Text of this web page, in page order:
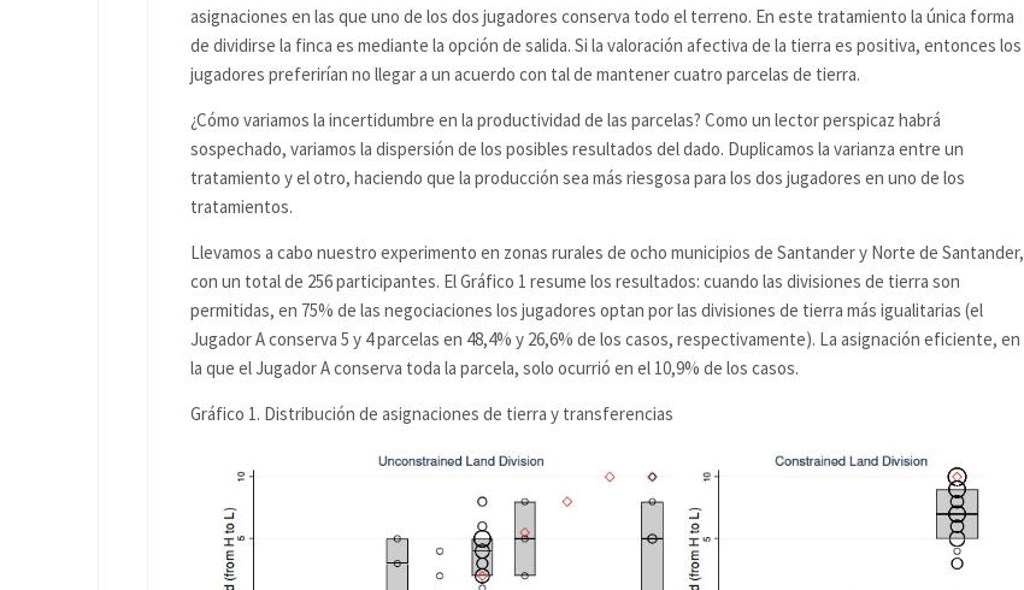
asignaciones en las que uno de los dos jugadores conserva todo el terreno. En este tratamiento la única forma
de dividirse la finca es mediante la opción de salida. Si la valoración afectiva de la tierra es positiva, entonces los
jugadores preferirían no llegar a un acuerdo con tal de mantener cuatro parcelas de tierra.
¿Cómo variamos la incertidumbre en la productividad de las parcelas? Como un lector perspicaz habrá
sospechado, variamos la dispersión de los posibles resultados del dado. Duplicamos la varianza entre un
tratamiento y el otro, haciendo que la producción sea más riesgosa para los dos jugadores en uno de los
tratamientos.
Llevamos a cabo nuestro experimento en zonas rurales de ocho municipios de Santander y Norte de Santander,
con un total de 256 participantes. El Gráfico 1 resume los resultados: cuando las divisiones de tierra son
permitidas, en 75% de las negociaciones los jugadores optan por las divisiones de tierra más igualitarias (el
Jugador A conserva 5 y 4 parcelas en 48,4% y 26,6% de los casos, respectivamente). La asignación eficiente, en
la que el Jugador A conserva toda la parcela, solo ocurrió en el 10,9% de los casos.
Gráfico 1. Distribución de asignaciones de tierra y transferencias